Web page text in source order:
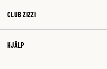
CLUB ZIZZI
HJÄLP